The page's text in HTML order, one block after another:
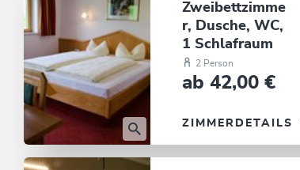
Zweibettzimme
r, Dusche, WC,
1 Schlafraum
2 Person
ab 42,00 €
ZIMMERDETAILS